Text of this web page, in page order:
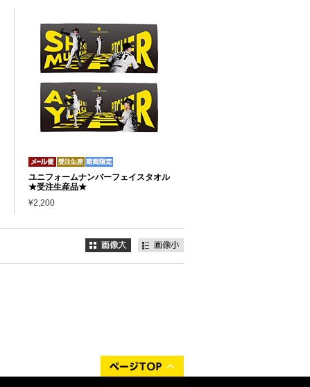
ユニフォームナンバーフェイスタオル
★受注生産品★
¥2,200